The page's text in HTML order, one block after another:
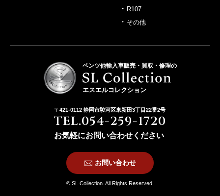
R107
その他
ベンツ他輸入車販売・買取・修理の
エスエルコレクション
〒421-0112 静岡市駿河区東新田3丁目22番2号
TEL.054-259-1720
お気軽にお問い合わせください
お問い合わせ
© SL Collection. All Rights Reserved.